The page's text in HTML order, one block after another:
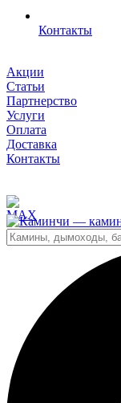
Контакты
Акции
Статьи
Партнерство
Услуги
Оплата
Доставка
Контакты